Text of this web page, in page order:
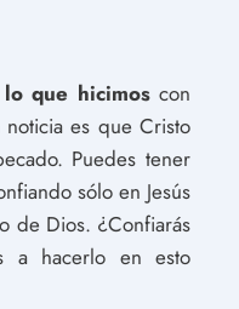
lo que hicimos con
noticia es que Cristo
Puedes tener
sólo en Jesús
de Dios. ¿Confiarás
a hacerlo en esto